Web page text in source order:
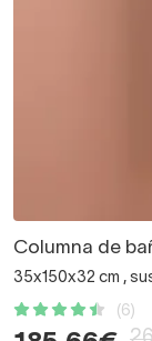
Columna de
35x150x32 cm ,
(6)